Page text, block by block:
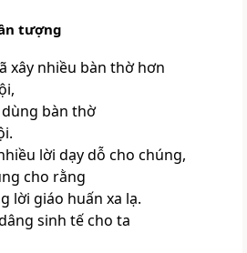
tượng
xây nhiều bàn thờ hơn
bàn thờ
lời dạy dỗ cho chúng,
cho rằng
lời giáo huấn xa lạ.
sinh tế cho ta